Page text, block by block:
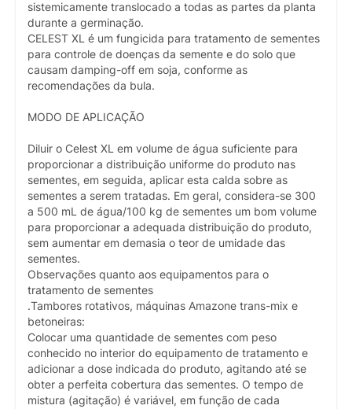
sistemicamente translocado a todas as partes da planta
durante a germinação.
CELEST XL é um fungicida para tratamento de sementes
para controle de doenças da semente e do solo que
causam damping-off em soja, conforme as
recomendações da bula.
MODO DE APLICAÇÃO
Diluir o Celest XL em volume de água suficiente para
proporcionar a distribuição uniforme do produto nas
sementes, em seguida, aplicar esta calda sobre as
sementes a serem tratadas. Em geral, considera-se 300
a 500 mL de água/100 kg de sementes um bom volume
para proporcionar a adequada distribuição do produto,
sem aumentar em demasia o teor de umidade das
sementes.
Observações quanto aos equipamentos para o
tratamento de sementes
.Tambores rotativos, máquinas Amazone trans-mix e
betoneiras:
Colocar uma quantidade de sementes com peso
conhecido no interior do equipamento de tratamento e
adicionar a dose indicada do produto, agitando até se
obter a perfeita cobertura das sementes. O tempo de
mistura (agitação) é variável, em função de cada